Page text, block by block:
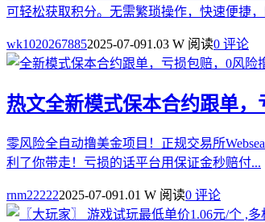
可轻松获取积分。无需繁琐操作，快速便捷
wk10202678852025-07-091.03 W 阅读0 评论
热文全新模式保本合约跟单，
零风险全自动撸美金项目！正规交易所
利了你带走！亏损的话平台用保证金秒赔付...
rnm222222025-07-091.01 W 阅读0 评论